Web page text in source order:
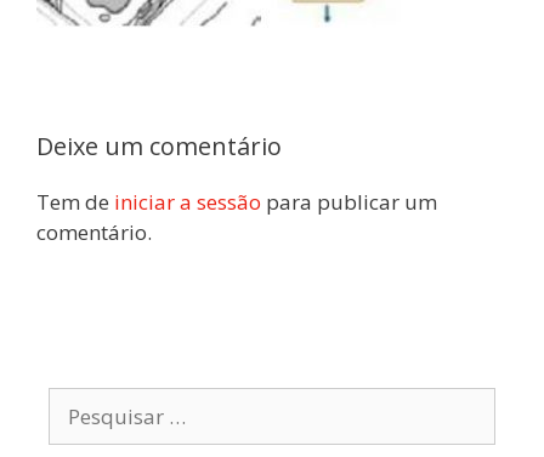
Deixe um comentário
Tem de iniciar a sessão para publicar um
comentário.
por: